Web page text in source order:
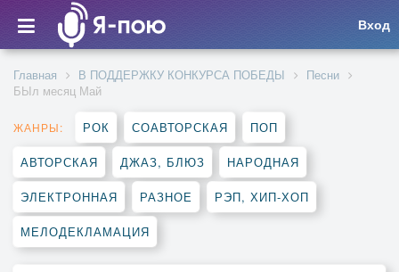
Вход
Главная В ПОДДЕРЖКУ КОНКУРСА ПОБЕДЫ
Песни
БЫл месяц Май
ЖАНРЫ: РОК СОАВТОРСКАЯ ПОП
АВТОРСКАЯ ДЖАЗ, БЛЮЗ НАРОДНАЯ
ЭЛЕКТРОННАЯ РАЗНОЕ РЭП, ХИП-ХОП
МЕЛОДЕКЛАМАЦИЯ